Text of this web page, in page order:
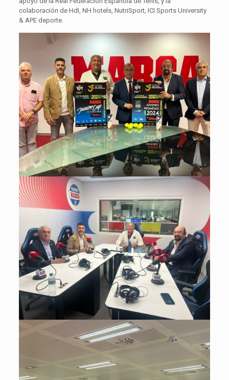
colaboración de HdI, NH hotels, NutriSport, ICI Sports University
& APE deporte.